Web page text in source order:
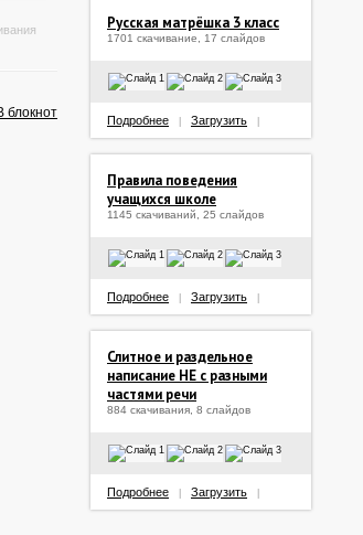
блокнот
Русская матрёшка 3 класс
1701 скачивание, 17 слайдов
Подробнее Загрузить
Правила поведения
учащихся школе
1145 скачиваний, 25 слайдов
Подробнее Загрузить
Слитное и раздельное
написание НЕ с разными
частями речи
884 скачивания, 8 слайдов
Подробнее Загрузить